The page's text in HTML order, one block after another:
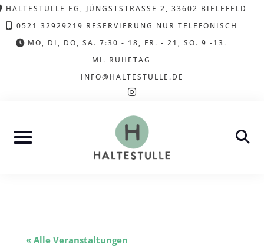
Skip
to
content
HALTESTULLE EG, JÜNGSTSTRASSE 2, 33602 BIELEFELD
0521 32929219 RESERVIERUNG NUR TELEFONISCH
MO, DI, DO, SA. 7:30 - 18, FR. - 21, SO. 9 -13.
MI. RUHETAG
INFO@HALTESTULLE.DE
instagram
« Alle Veranstaltungen